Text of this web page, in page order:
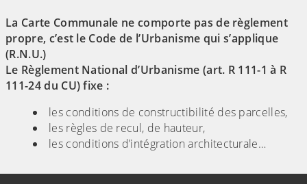
La Carte Communale ne comporte pas de règlement
propre, c’est le Code de l’Urbanisme qui s’applique
(R.N.U.)
Le Règlement National d’Urbanisme (art. R 111-1 à R
111-24 du CU) fixe :
les conditions de constructibilité des parcelles,
les règles de recul, de hauteur,
les conditions d’intégration architecturale…